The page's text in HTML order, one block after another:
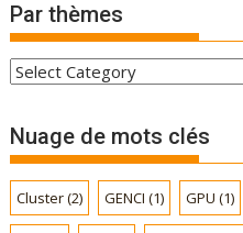
Par thèmes
P
r
t
h
è
Nuage de mots clés
Cluster(2) GENCI (1) GPU (1)